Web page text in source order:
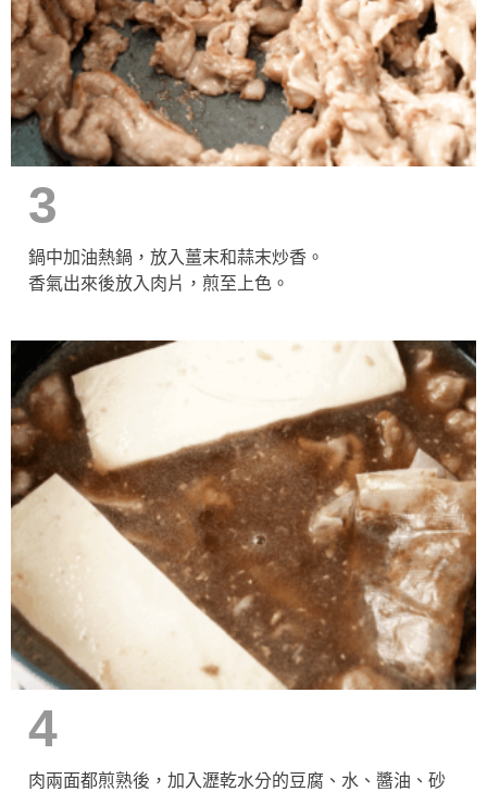
3
鍋中加油熱鍋，放入薑末和蒜末炒香。
香氣出來後放入肉片，煎至上色。
4
肉兩面都煎熟後，加入瀝乾水分的豆腐、水、醬油、砂